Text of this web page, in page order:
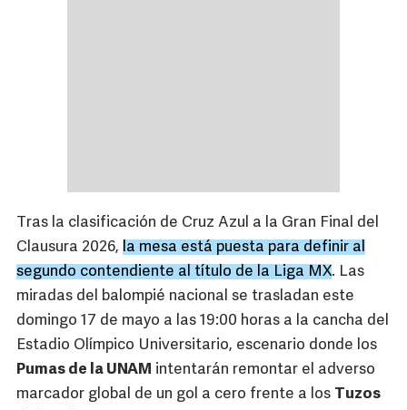
Tras la clasificación de Cruz Azul a la Gran Final del
Clausura 2026, la mesa está puesta para definir al
segundo contendiente al título de la Liga MX. Las
miradas del balompié nacional se trasladan este
domingo 17 de mayo a las 19:00 horas a la cancha del
Estadio Olímpico Universitario, escenario donde los
Pumas de la UNAM intentarán remontar el adverso
marcador global de un gol a cero frente a los Tuzos